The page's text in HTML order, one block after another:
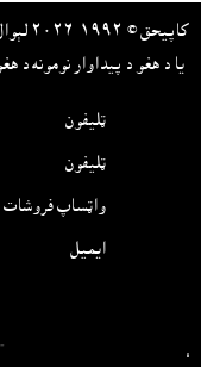
يا د هغو د پيداوار نومونه د
ټليفون
ټليفون
واټساپ فروشات
ايميل